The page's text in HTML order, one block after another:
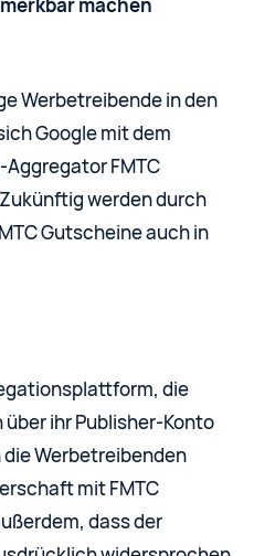
Werbetreibende in den
Google mit dem
FMTC
werden durch
Gutscheine auch in
die
ihr Publisher-Konto
die Werbetreibenden
mit FMTC
dass der